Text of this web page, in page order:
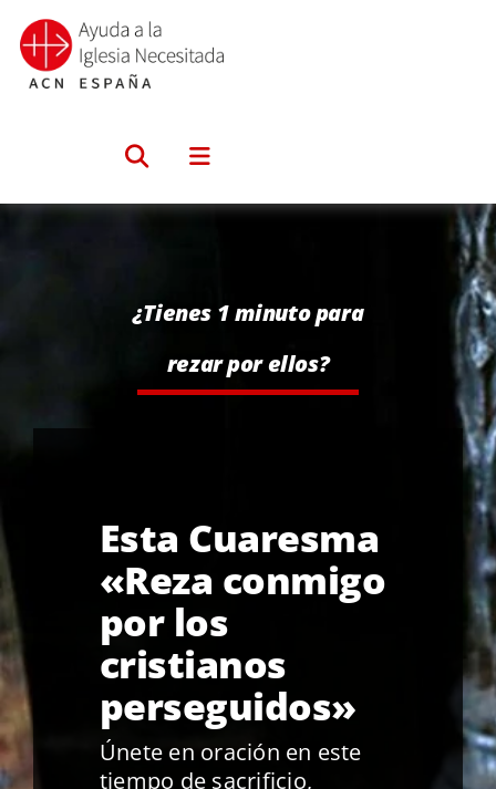
Saltar
contenido
¿Tienes 1 minuto para
rezar por ellos?
Esta Cuaresma
«Reza conmigo
por los
cristianos
perseguidos»
Únete en oración en este
tiempo de sacrificio,